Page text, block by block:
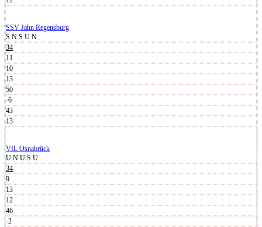
SSV Jahn Regensburg
S N S U N
34
11
10
13
50
-6
43
13
VfL Osnabrück
U N U S U
34
9
13
12
46
-2